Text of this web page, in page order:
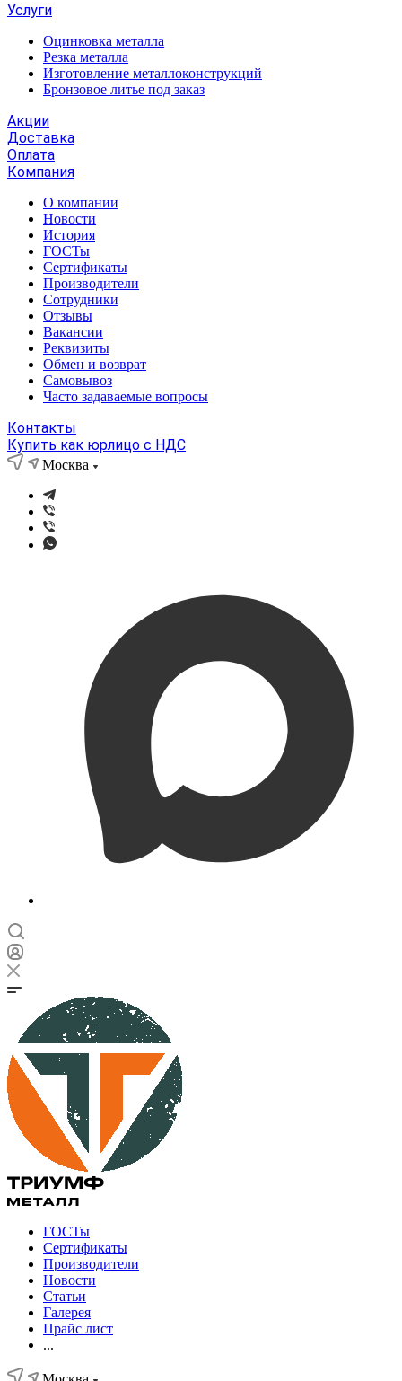
Услуги
Оцинковка металла
Резка металла
Изготовление металлоконструкций
Бронзовое литье под заказ
Акции
Доставка
Оплата
Компания
О компании
Новости
История
ГОСТы
Сертификаты
Производители
Сотрудники
Отзывы
Вакансии
Реквизиты
Обмен и возврат
Самовывоз
Часто задаваемые вопросы
Контакты
Купить как юрлицо с НДС
Москва
ГОСТы
Сертификаты
Производители
Новости
Статьи
Галерея
Прайс лист
...